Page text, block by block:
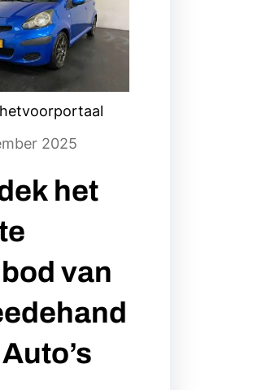
hetvoorportaal
2025
het
van